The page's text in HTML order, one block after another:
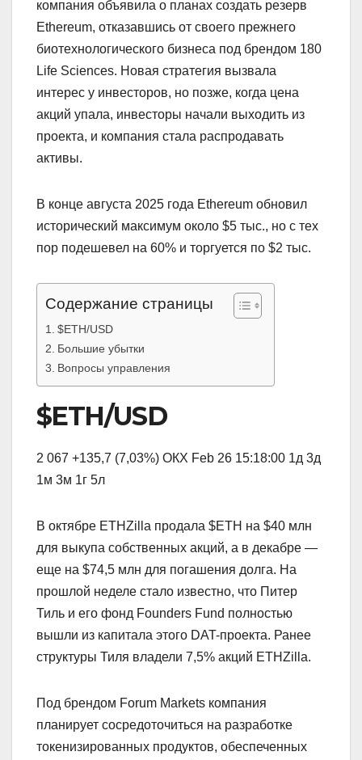
компания объявила о планах создать резерв
Ethereum, отказавшись от своего прежнего
биотехнологического бизнеса под брендом 180
Life Sciences. Новая стратегия вызвала
интерес у инвесторов, но позже, когда цена
акций упала, инвесторы начали выходить из
проекта, и компания стала распродавать
активы.
В конце августа 2025 года Ethereum обновил
исторический максимум около $5 тыс., но с тех
пор подешевел на 60% и торгуется по $2 тыс.
Содержание страницы
$ETH/USD
Большие убытки
Вопросы управления
$ETH/USD
2 067 +135,7 (7,03%) ОКХ Feb 26 15:18:00 1д 3д
1м 3м 1г 5л
В октябре ETHZilla продала $ETH на $40 млн
для выкупа собственных акций, а в декабре —
еще на $74,5 млн для погашения долга. На
прошлой неделе стало известно, что Питер
Тиль и его фонд Founders Fund полностью
вышли из капитала этого DAT-проекта. Ранее
структуры Тиля владели 7,5% акций ETHZilla.
Под брендом Forum Markets компания
планирует сосредоточиться на разработке
токенизированных продуктов, обеспеченных